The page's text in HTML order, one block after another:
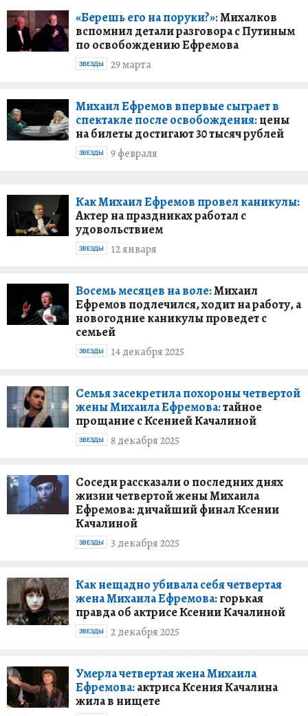
«Берешь его на поруки?»:Михалков
вспомнил детали разговора с Путиным
по освобождению Ефремова
29 марта
ЗВЕЗДЫ
Михаил Ефремов впервые сыграет в
спектакле после освобождения:цены
на билеты достигают 30 тысяч рублей
9 февраля
ЗВЕЗДЫ
Как Михаил Ефремов провел каникулы:
Актер на праздниках работал с
удовольствием
12 января
ЗВЕЗДЫ
Восемь месяцев на воле:Михаил
Ефремов подлечился, ходит на работу, а
новогодние каникулы проведет с
семьей
14 декабря 2025
ЗВЕЗДЫ
Семья засекретила похороны четвертой
жены Михаила Ефремова:тайное
прощание с Ксенией Качалиной
8 декабря 2025
ЗВЕЗДЫ
Соседи рассказали о последних днях
жизни четвертой жены Михаила
Ефремова: дичайший финал Ксении
Качалиной
3 декабря 2025
ЗВЕЗДЫ
Как нещадно убивала себя четвертая
жена Михаила Ефремова:горькая
правда об актрисе Ксении Качалиной
2 декабря 2025
ЗВЕЗДЫ
Умерла четвертая жена Михаила
Ефремова:актриса Ксения Качалина
жила в нищете